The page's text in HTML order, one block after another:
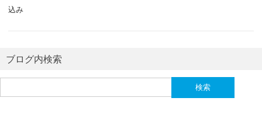
込み
ブログ内検索
索: